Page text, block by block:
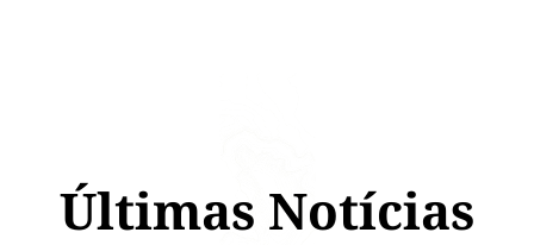
Últimas Notícias